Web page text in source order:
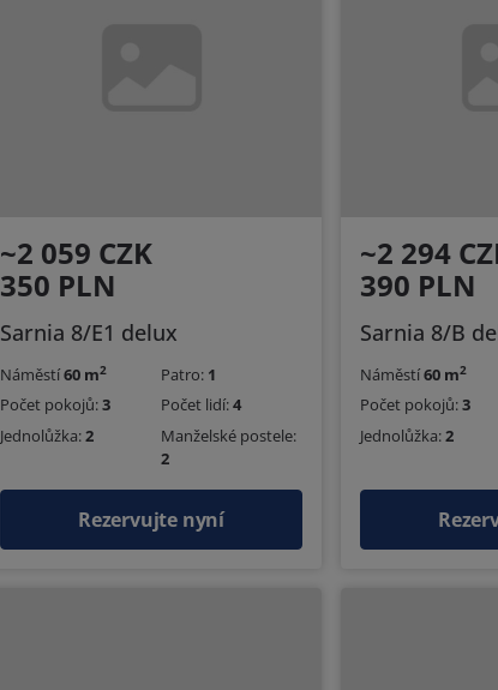
~2 059 CZK
350 PLN
Sarnia 8/E1 delux
Náměstí60 m2 Patro: 1
Počet pokojů:3 Počet lidí:4
Jednolůžka:2
Manželské postele:
2
Rezervujte nyní
~2 294
390 PLN
Sarnia 8/B
Náměstí60 m2
Počet pokojů:3
Jednolůžka:2